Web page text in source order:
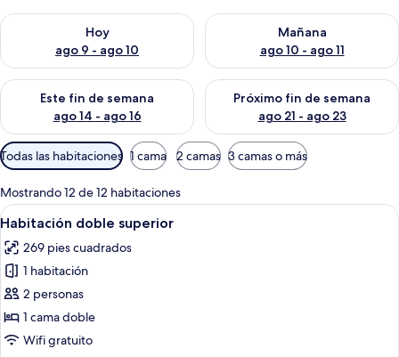
Hoy
ago 9 - ago 10
Consulta la disponibilidad para hoy ago 9 - ago 10
Mañana
ago 10 - ago 11
Consulta la disponibilidad
Este fin de semana
ago 14 - ago 16
Consulta la disponibilidad para este fin de semana ago 14 -
Próximo fin de semana
ago 21 - ago 23
Consulta la disponibilidad
Filtros
disponibles
para
las
habitaciones
Todas las habitaciones 1 cama 2 camas 3 camas o más
Mostrando 12 de 12 habitaciones
Abrir
todas
las
fotos
de
Habitación
doble
Habitación de hotel con cama,
6
Habitación doble superior
269 pies cuadrados
1 habitación
2 personas
1 cama doble
Wifi gratuito